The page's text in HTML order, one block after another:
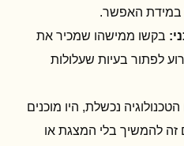
במידת האפשר.
בקשו ממישהו שמכיר את
לפתור בעיות שעלולות
נכשלת, היו מוכנים
זה להמשיך בלי המצגת או